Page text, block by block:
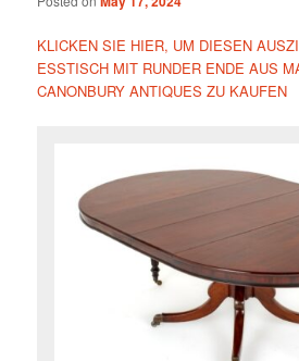
KLICKEN SIE HIER, UM DIESEN
ESSTISCH MIT RUNDER ENDE AUS
CANONBURY ANTIQUES ZU KAUFEN